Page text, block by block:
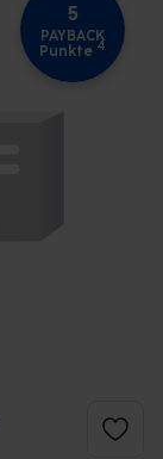
5
PAYBACK
Punkte 4